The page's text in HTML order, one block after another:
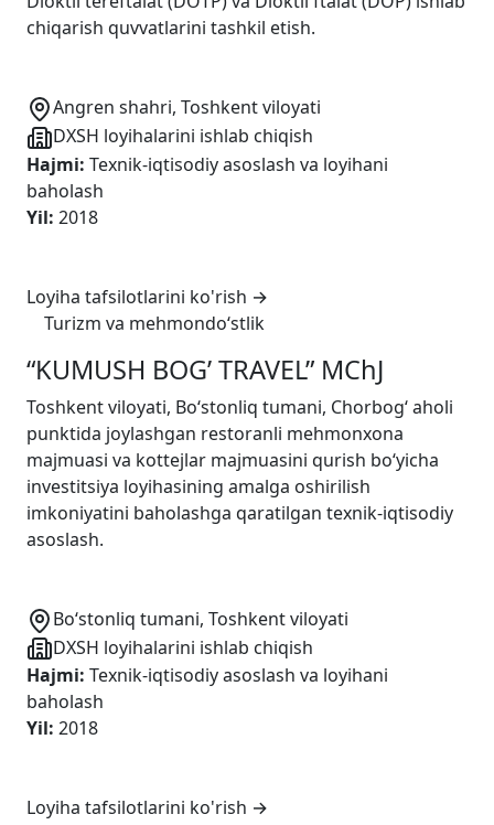
chiqarish quvvatlarini tashkil etish.
Angren shahri, Toshkent viloyati
DXSH loyihalarini ishlab chiqish
Hajmi: Texnik-iqtisodiy asoslash va loyihani
baholash
Yil: 2018
Loyiha tafsilotlarini ko'rish →
Turizm va mehmondo‘stlik
“KUMUSH BOG’ TRAVEL” MChJ
Toshkent viloyati, Bo‘stonliq tumani, Chorbog‘ aholi
punktida joylashgan restoranli mehmonxona
majmuasi va kottejlar majmuasini qurish bo‘yicha
investitsiya loyihasining amalga oshirilish
imkoniyatini baholashga qaratilgan texnik-iqtisodiy
asoslash.
Bo‘stonliq tumani, Toshkent viloyati
DXSH loyihalarini ishlab chiqish
Hajmi: Texnik-iqtisodiy asoslash va loyihani
baholash
Yil: 2018
Loyiha tafsilotlarini ko'rish →